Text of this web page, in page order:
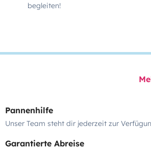
begleiten!
Pannenhilfe
Unser Team steht dir jederzeit zur
Garantierte Abreise